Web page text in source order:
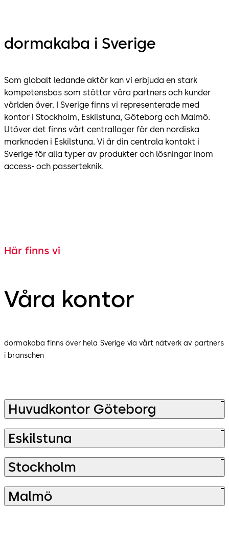
dormakaba i Sverige
Som globalt ledande aktör kan vi erbjuda en stark
kompetensbas som stöttar våra partners och kunder
världen över. I Sverige finns vi representerade med
kontor i Stockholm, Eskilstuna, Göteborg och Malmö.
Utöver det finns vårt centrallager för den nordiska
marknaden i Eskilstuna. Vi är din centrala kontakt i
Sverige för alla typer av produkter och lösningar inom
access- och passerteknik.
Här finns vi
Våra kontor
dormakaba finns över hela Sverige via vårt nätverk av partners
i branschen
Huvudkontor Göteborg
Eskilstuna
Stockholm
Malmö